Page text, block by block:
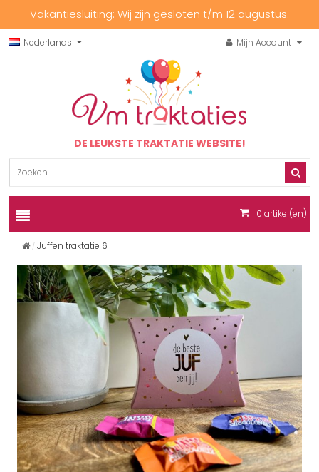
Vakantiesluiting: Wij zijn gesloten t/m 12 augustus.
Nederlands Mijn Account
DE LEUKSTE TRAKTATIE WEBSITE!
0 artikel(en)
Juffen traktatie 6